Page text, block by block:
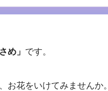
め」 です。
お花をいけてみませんか。